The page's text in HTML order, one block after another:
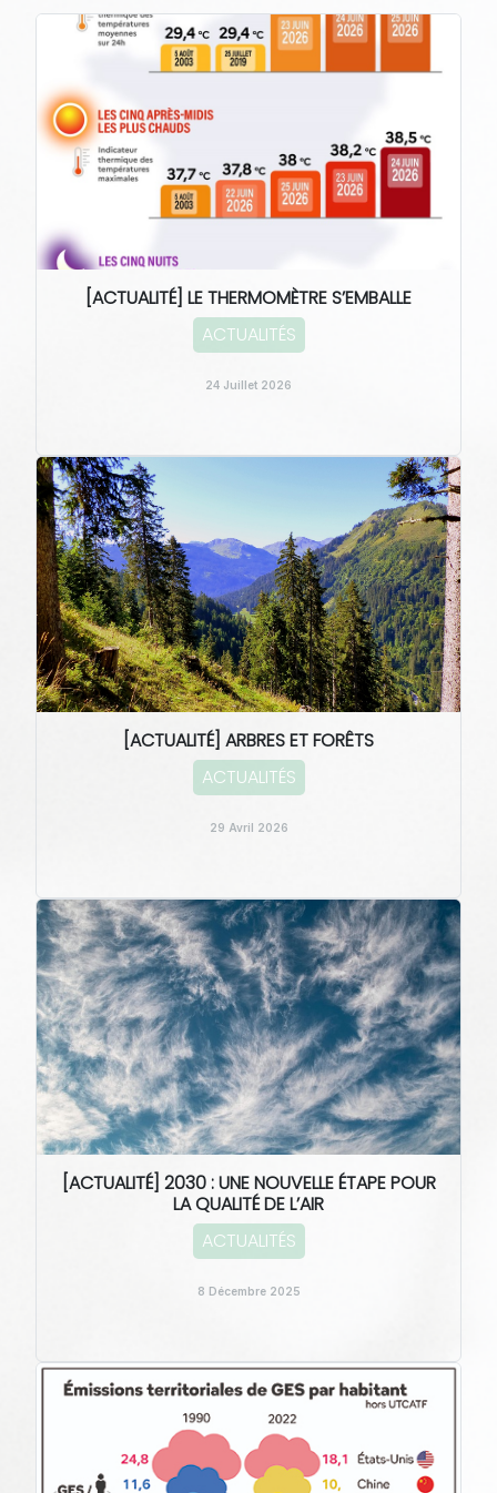
[ACTUALITÉ] LE THERMOMÈTRE S’EMBALLE
ACTUALITÉS
24 Juillet 2026
[ACTUALITÉ] ARBRES ET FORÊTS
ACTUALITÉS
29 Avril 2026
[ACTUALITÉ] 2030 : UNE NOUVELLE ÉTAPE POUR
LA QUALITÉ DE L’AIR
ACTUALITÉS
8 Décembre 2025